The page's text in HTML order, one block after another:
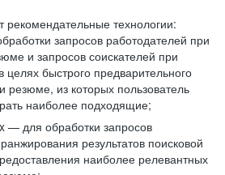
рекомендательные технологии:
запросов работодателей при
и запросов соискателей при
целях быстрого предварительного
резюме, из которых пользователь
наиболее подходящие;
— для обработки запросов
результатов поисковой
наиболее релевантных